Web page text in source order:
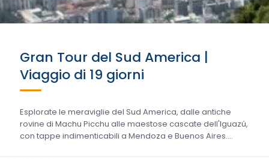
Gran Tour del Sud America |
Viaggio di 19 giorni
Esplorate le meraviglie del Sud America, dalle antiche
rovine di Machu Picchu alle maestose cascate dell'Iguazú,
con tappe indimenticabili a Mendoza e Buenos Aires....